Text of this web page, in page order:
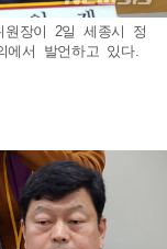
원장이 2일 세종시 정
에서 발언하고 있다.